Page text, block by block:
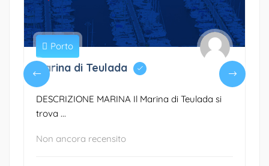
Porto
Marina di Teulada
DESCRIZIONE MARINA Il Marina di Teulada si
trova ...
Non ancora recensito